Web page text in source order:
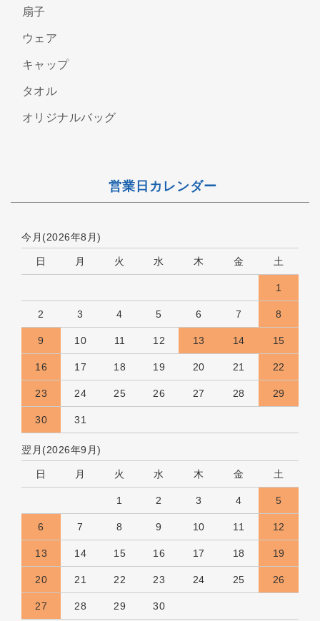
扇子
ウェア
キャップ
タオル
オリジナルバッグ
営業日カレンダー
今月(2026年8月)
日 月 火 水 木 金 土
1
2 3 4 5 6 7 8
9 10 11 12 13 14 15
16 17 18 19 20 21 22
23 24 25 26 27 28 29
30 31
翌月(2026年9月)
日 月 火 水 木 金 土
1 2 3 4 5
6 7 8 9 10 11 12
13 14 15 16 17 18 19
20 21 22 23 24 25 26
27 28 29 30